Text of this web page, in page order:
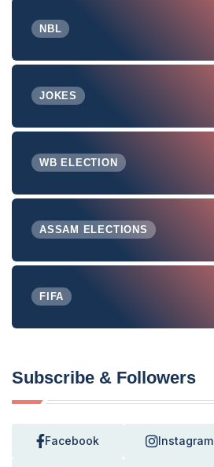
NBL
JOKES
WB ELECTION
ASSAM ELECTIONS
FIFA
Subscribe & Followers
Facebook Instagram